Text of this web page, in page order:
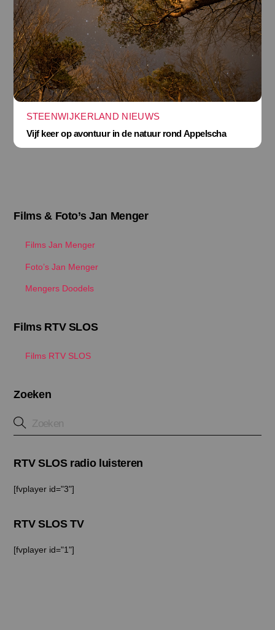
STEENWIJKERLAND NIEUWS
Vijf keer op avontuur in de natuur rond Appelscha
Films & Foto’s Jan Menger
Films Jan Menger
Foto’s Jan Menger
Mengers Doodels
Films RTV SLOS
Films RTV SLOS
Zoeken
RTV SLOS radio luisteren
[fvplayer id="3"]
RTV SLOS TV
[fvplayer id="1"]